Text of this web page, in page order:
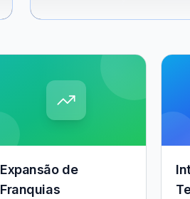
Expansão de
Franquias